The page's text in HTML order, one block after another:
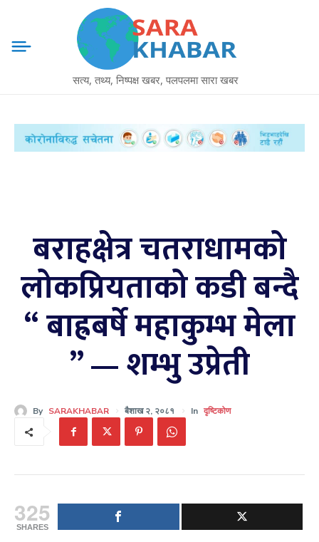
सत्य, तथ्य, निष्पक्ष खबर, पलपलमा सारा खबर
बराहक्षेत्र चतराधामको
लोकप्रियताको कडी बन्दै
“ बाह्रबर्षे महाकुम्भ मेला
” — शम्भु उप्रेती
By SARAKHABAR बैशाख २, २०८१ In दृष्टिकोण
325
SHARES